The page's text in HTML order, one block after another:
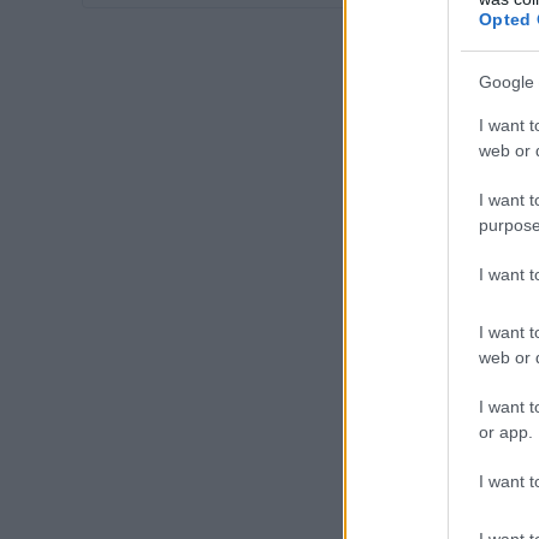
Opted
Google
I want
web or
I want
I want
I want
web or
I want
or app.
I want